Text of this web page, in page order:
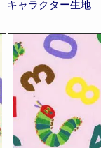
ャラクター生地